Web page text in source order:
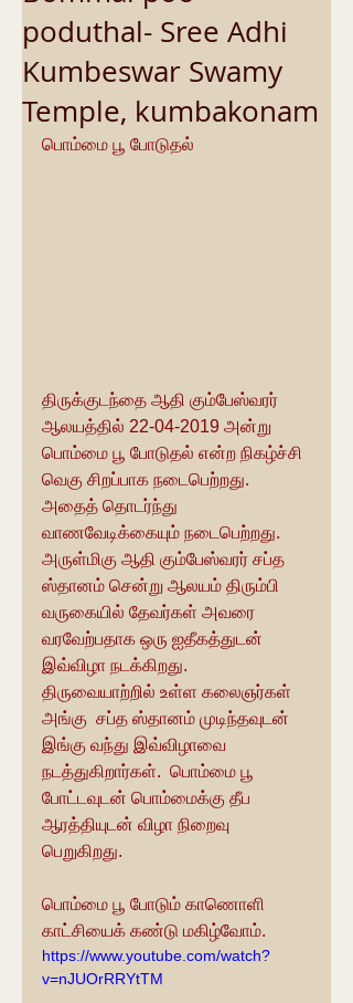
poduthal- Sree Adhi
Kumbeswar Swamy
Temple, kumbakonam
பொம்மை பூ போடுதல்
திருக்குடந்தை ஆதி கும்பேஸ்வரர்
ஆலயத்தில் 22-04-2019 அன்று
பொம்மை பூ போடுதல் என்ற நிகழ்ச்சி
வெகு சிறப்பாக நடைபெற்றது.
அதைத் தொடர்ந்து
வாணவேடிக்கையும் நடைபெற்றது.
அருள்மிகு ஆதி கும்பேஸ்வரர் சப்த
ஸ்தானம் சென்று ஆலயம் திரும்பி
வருகையில் தேவர்கள் அவரை
வரவேற்பதாக ஒரு ஐதீகத்துடன்
இவ்விழா நடக்கிறது.
திருவையாற்றில் உள்ள கலைஞர்கள்
அங்கு  சப்த ஸ்தானம் முடிந்தவுடன்
இங்கு வந்து இவ்விழாவை
நடத்துகிறார்கள்.  பொம்மை பூ
போட்டவுடன் பொம்மைக்கு தீப
ஆரத்தியுடன் விழா நிறைவு
பெறுகிறது.
பொம்மை பூ போடும் காணொளி
காட்சியைக் கண்டு மகிழ்வோம்.
https://www.youtube.com/watch?
v=nJUOrRRYtTM